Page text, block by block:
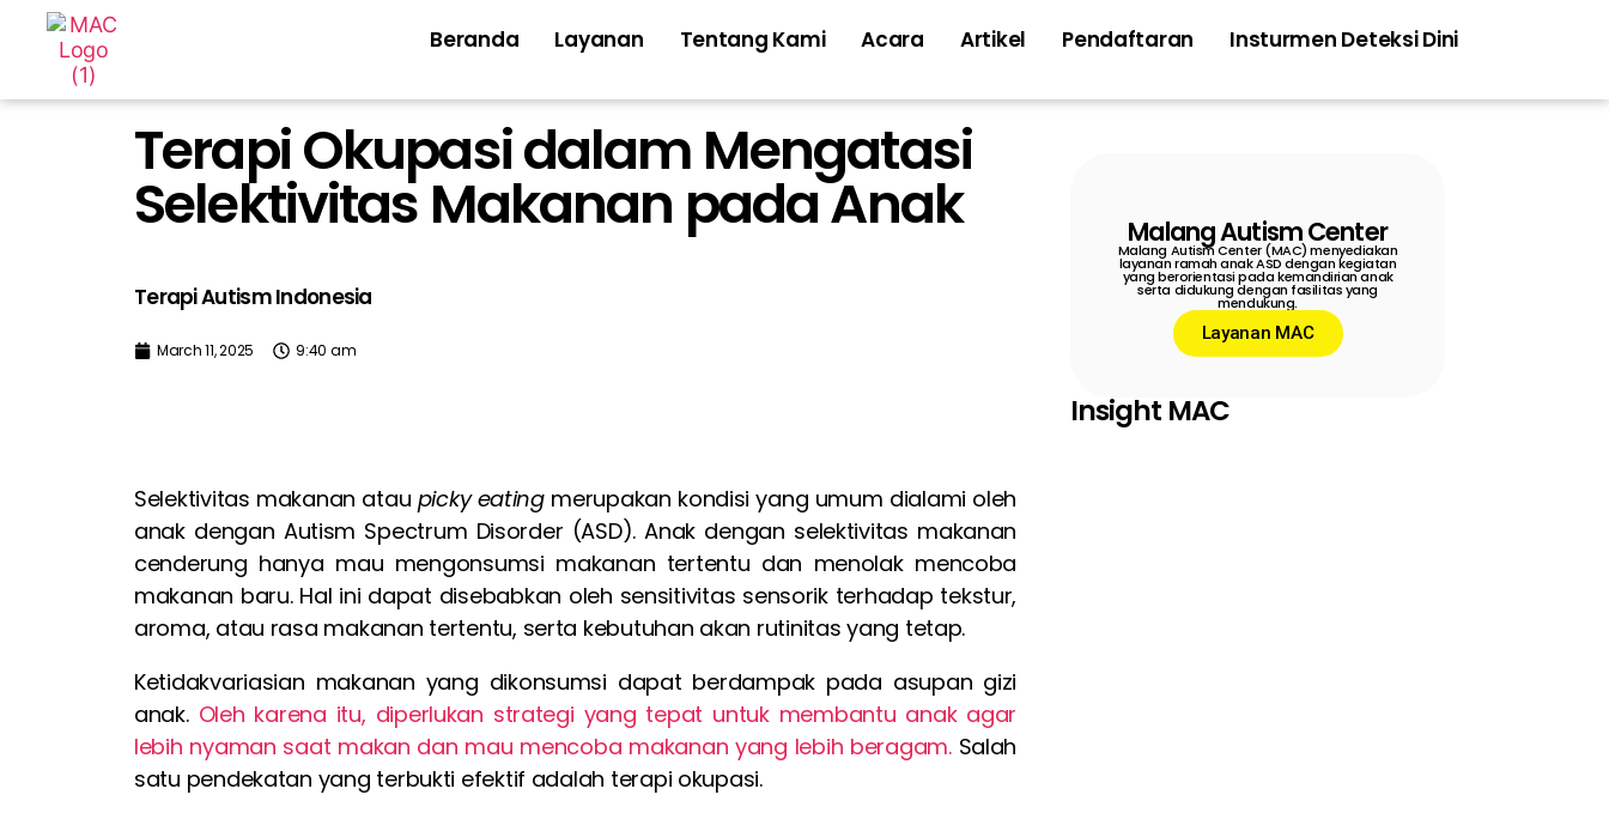
Beranda Layanan Tentang Kami Acara Artikel Pendaftaran Insturmen Deteksi Dini
Terapi Okupasi dalam Mengatasi
Selektivitas Makanan pada Anak
Terapi Autism Indonesia
March 11, 2025 9:40 am
Selektivitas makanan atau picky eatingmerupakan kondisi yang umum dialami oleh
anak dengan Autism Spectrum Disorder (ASD). Anak dengan selektivitas makanan
cenderung hanya mau mengonsumsi makanan tertentu dan menolak mencoba
makanan baru. Hal ini dapat disebabkan oleh sensitivitas sensorik terhadap tekstur,
aroma, atau rasa makanan tertentu, serta kebutuhan akan rutinitas yang tetap.
Ketidakvariasian makanan yang dikonsumsi dapat berdampak pada asupan gizi
anak. Oleh karena itu, diperlukan strategi yang tepat untuk membantu anak agar
lebih nyaman saat makan dan mau mencoba makanan yang lebih beragam.Salah
satu pendekatan yang terbukti efektif adalah terapi okupasi.
Malang Autism Center
Malang Autism Center (MAC) menyediakan
layanan ramah anak ASD dengan kegiatan
yang berorientasi pada kemandirian anak
serta didukung dengan fasilitas yang
mendukung.
Layanan MAC
Insight MAC